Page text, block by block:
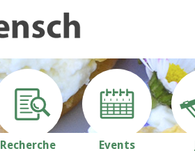
Recherche Events